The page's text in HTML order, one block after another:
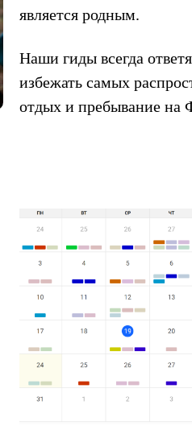
является родным.
Наши гиды всегда
избежать самых
отдых и пребывание на